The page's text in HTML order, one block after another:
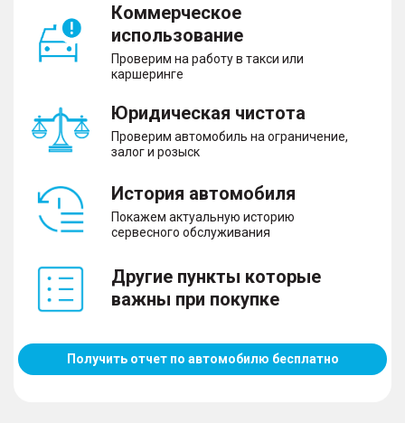
Коммерческое
использование
Проверим на работу в такси или
каршеринге
Юридическая чистота
Проверим автомобиль на ограничение,
залог и розыск
История автомобиля
Покажем актуальную историю
сервесного обслуживания
Другие пункты которые
важны при покупке
Получить отчет по автомобилю бесплатно